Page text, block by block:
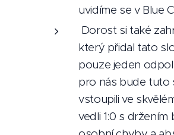
uvidíme se v Blue
Dorost si také
který přidal tato
pouze jeden
pro nás bude tuto
vstoupili ve
vedli 1:0 s držením